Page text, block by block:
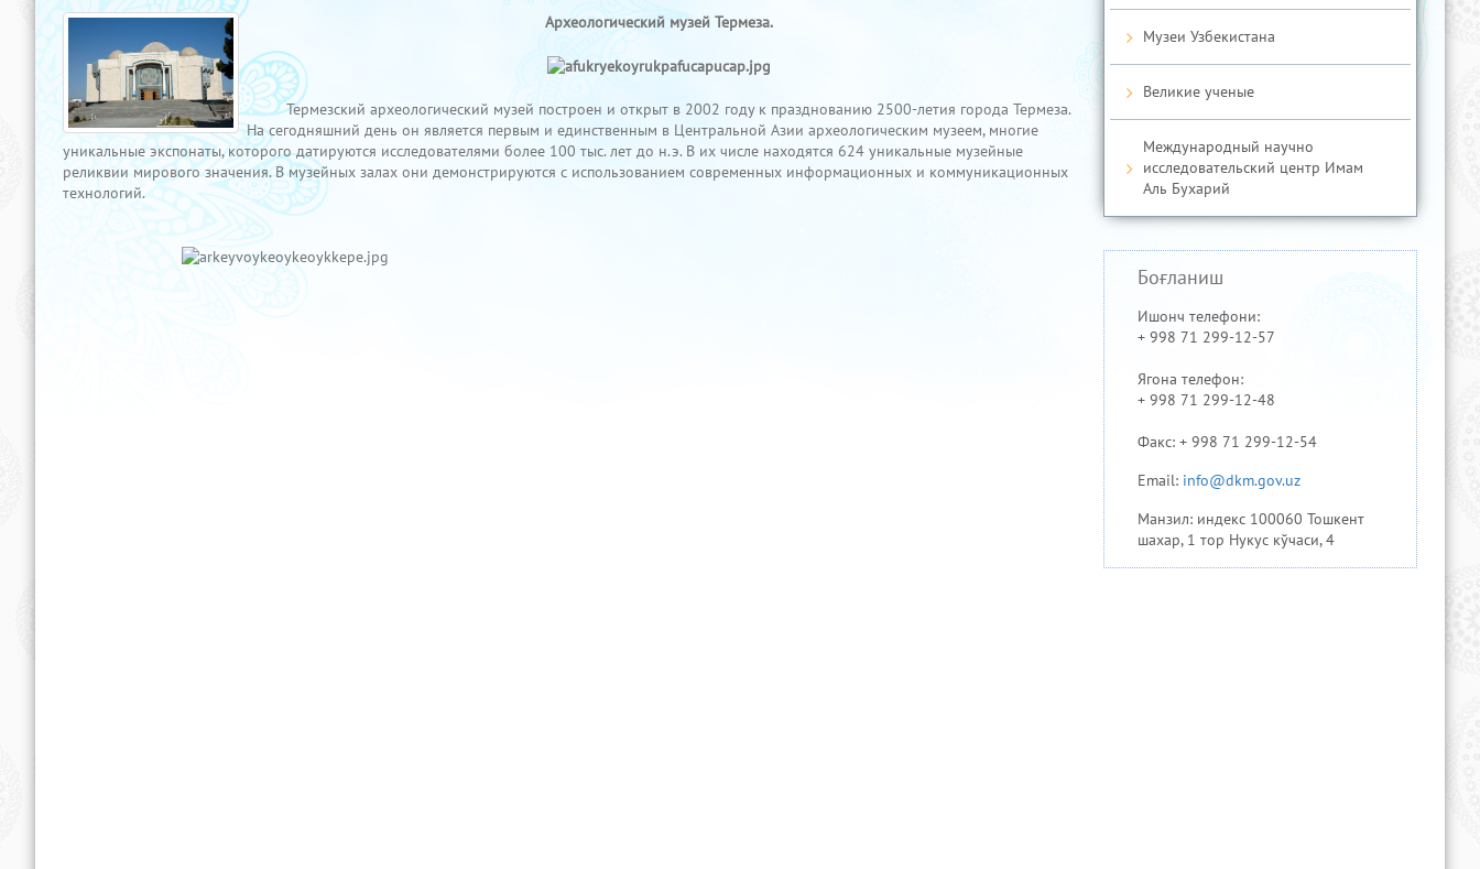
Археологический музей Термеза.
Термезский археологический музей построен и открыт в 2002 году к празднованию 2500-летия города Термеза.
На сегодняшний день он является первым и единственным в Центральной Азии археологическим музеем, многие
уникальные экспонаты, которого датируются исследователями более 100 тыс. лет до н.э. В их числе находятся 624 уникальные музейные
реликвии мирового значения. В музейных залах они демонстрируются с использованием современных информационных и коммуникационных
технологий.
Музеи Узбекистана
Великие ученые
Международный научно
исследовательский центр Имам
Аль Бухарий
Боғланиш
Ишонч телефони:
+ 998 71 299-12-57
Ягона телефон:
+ 998 71 299-12-48
Факс: + 998 71 299-12-54
Email: info@dkm.gov.uz
Манзил: индекс 100060 Тошкент
шахар, 1 тор Нукус кўчаси, 4